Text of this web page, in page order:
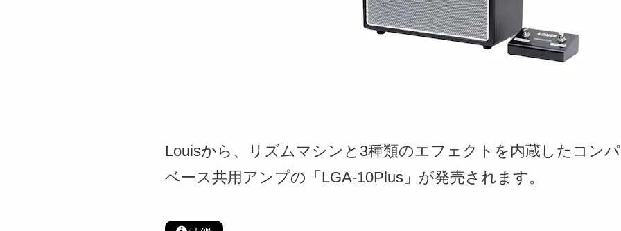
Louisから、リズムマシンと3種類のエフェクトを内蔵したコン
ベース共用アンプの「LGA-10Plus」が発売されます。